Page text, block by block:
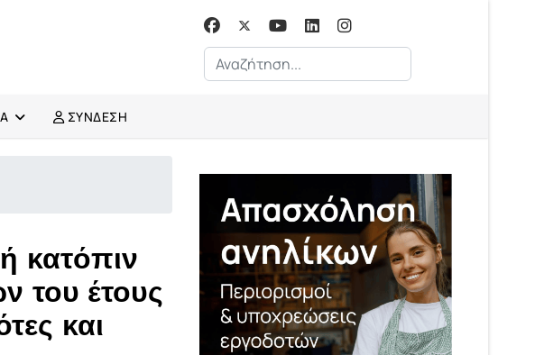
Αναζήτηση...
ΣΥΝΔΕΣΗ
κατόπιν
του έτους
και